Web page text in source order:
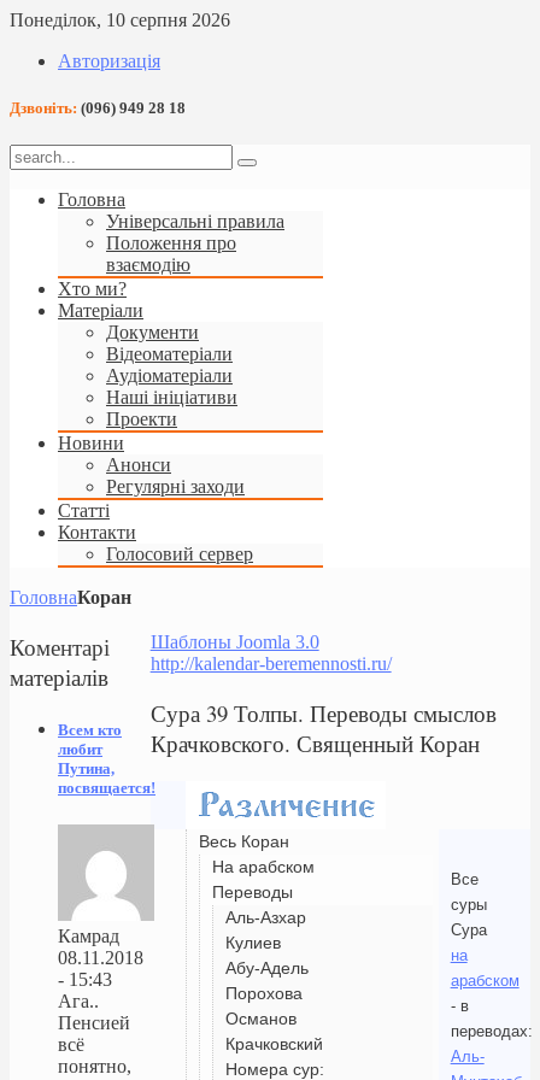
Понеділок, 10 серпня 2026
Авторизація
Дзвоніть: (096) 949 28 18
Головна
Універсальні правила
Положення про
взаємодію
Хто ми?
Матеріали
Документи
Відеоматеріали
Аудіоматеріали
Наші ініціативи
Проекти
Новини
Анонси
Регулярні заходи
Статті
Контакти
Голосовий сервер
ГоловнаКоран
Шаблоны Joomla 3.0
http://kalendar-beremennosti.ru/
Сура 39 Толпы. Переводы смыслов
Крачковского. Священный Коран
Весь Коран
На арабском
Переводы
Аль-Азхар
Кулиев
Абу-Адель
Порохова
Османов
Крачковский
Номера сур:
Все
суры
Сура
на
арабском
- в
переводах:
Аль-
Коментарі
матеріалів
Всем кто
любит
Путина,
посвящается!
Камрад
08.11.2018
- 15:43
Ага..
Пенсией
всё
понятно,